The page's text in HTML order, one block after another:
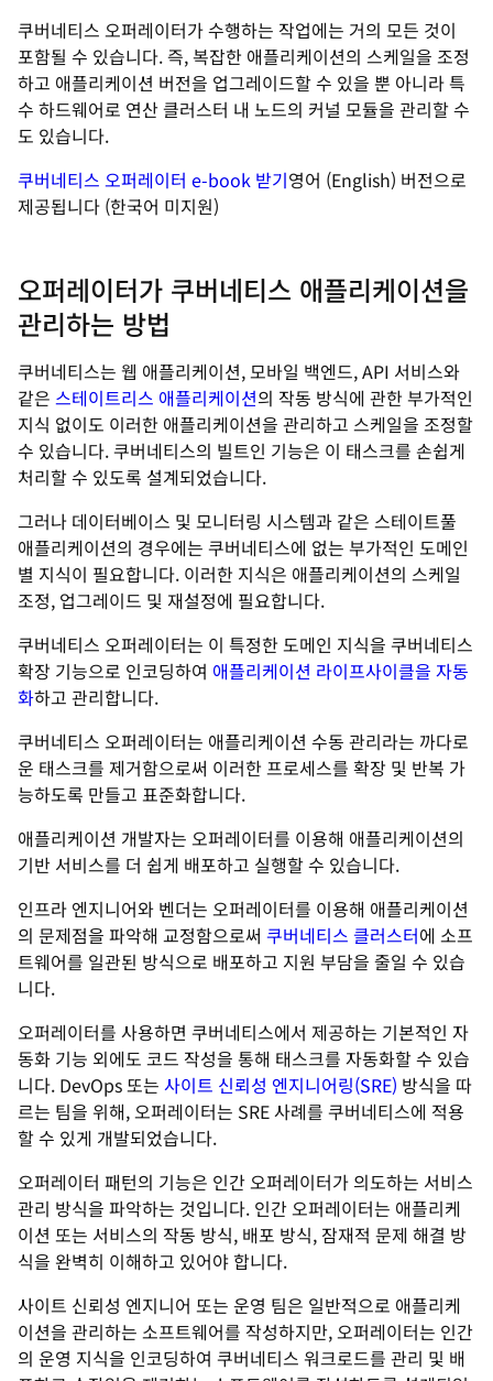
쿠버네티스 오퍼레이터가 수행하는 작업에는 거의 모든 것이
포함될 수 있습니다. 즉, 복잡한 애플리케이션의 스케일을 조정
하고 애플리케이션 버전을 업그레이드할 수 있을 뿐 아니라 특
수 하드웨어로 연산 클러스터 내 노드의 커널 모듈을 관리할 수
도 있습니다.
쿠버네티스 오퍼레이터 e-book 받기영어 (English) 버전으로
제공됩니다 (한국어 미지원)
오퍼레이터가 쿠버네티스 애플리케이션을
관리하는 방법
쿠버네티스는 웹 애플리케이션, 모바일 백엔드, API 서비스와
같은 스테이트리스 애플리케이션의 작동 방식에 관한 부가적인
지식 없이도 이러한 애플리케이션을 관리하고 스케일을 조정할
수 있습니다. 쿠버네티스의 빌트인 기능은 이 태스크를 손쉽게
처리할 수 있도록 설계되었습니다.
그러나 데이터베이스 및 모니터링 시스템과 같은 스테이트풀
애플리케이션의 경우에는 쿠버네티스에 없는 부가적인 도메인
별 지식이 필요합니다. 이러한 지식은 애플리케이션의 스케일
조정, 업그레이드 및 재설정에 필요합니다.
쿠버네티스 오퍼레이터는 이 특정한 도메인 지식을 쿠버네티스
확장 기능으로 인코딩하여 애플리케이션 라이프사이클을 자동
화하고 관리합니다.
쿠버네티스 오퍼레이터는 애플리케이션 수동 관리라는 까다로
운 태스크를 제거함으로써 이러한 프로세스를 확장 및 반복 가
능하도록 만들고 표준화합니다.
애플리케이션 개발자는 오퍼레이터를 이용해 애플리케이션의
기반 서비스를 더 쉽게 배포하고 실행할 수 있습니다.
인프라 엔지니어와 벤더는 오퍼레이터를 이용해 애플리케이션
의 문제점을 파악해 교정함으로써 쿠버네티스 클러스터에 소프
트웨어를 일관된 방식으로 배포하고 지원 부담을 줄일 수 있습
니다.
오퍼레이터를 사용하면 쿠버네티스에서 제공하는 기본적인 자
동화 기능 외에도 코드 작성을 통해 태스크를 자동화할 수 있습
니다. DevOps 또는 사이트 신뢰성 엔지니어링(SRE) 방식을 따
르는 팀을 위해, 오퍼레이터는 SRE 사례를 쿠버네티스에 적용
할 수 있게 개발되었습니다.
오퍼레이터 패턴의 기능은 인간 오퍼레이터가 의도하는 서비스
관리 방식을 파악하는 것입니다. 인간 오퍼레이터는 애플리케
이션 또는 서비스의 작동 방식, 배포 방식, 잠재적 문제 해결 방
식을 완벽히 이해하고 있어야 합니다.
사이트 신뢰성 엔지니어 또는 운영 팀은 일반적으로 애플리케
이션을 관리하는 소프트웨어를 작성하지만, 오퍼레이터는 인간
의 운영 지식을 인코딩하여 쿠버네티스 워크로드를 관리 및 배